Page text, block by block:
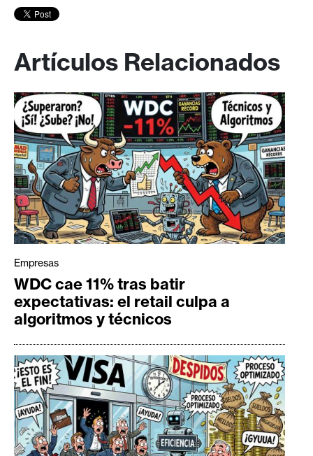
Artículos Relacionados
Empresas
WDC cae 11% tras batir
expectativas: el retail culpa a
algoritmos y técnicos